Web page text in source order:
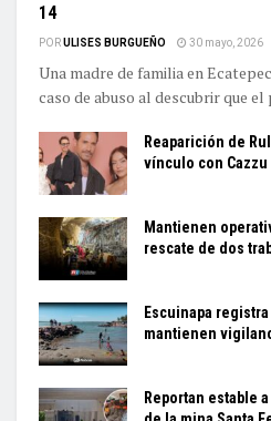
14
PORULISES BURGUEÑO 30 mayo, 2026
Una madre de familia en
caso de abuso al descubrir que el
Reaparición de
vínculo con Cazzu
Mantienen
rescate de dos
Escuinapa
mantienen
Reportan estable